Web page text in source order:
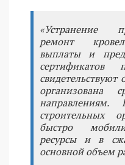
«Устранение
ремонт
выплаты и
сертификатов
организована
направлениям.
строительных
быстро
ресурсы и в
основной объем